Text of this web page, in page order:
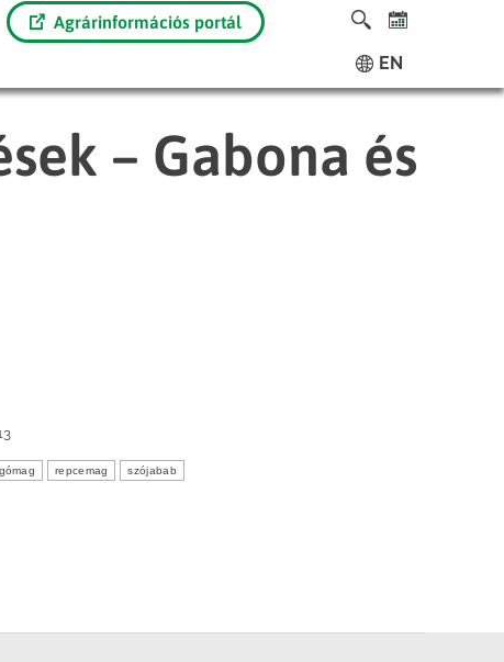
Agrárinformációs portál
EN
– Gabona és
repcemag szójabab